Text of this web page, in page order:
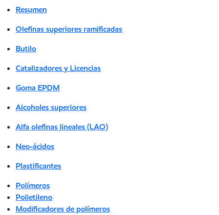
Resumen
Olefinas superiores ramificadas
Butilo
Catalizadores y Licencias
Goma EPDM
Alcoholes superiores
Alfa olefinas lineales (LAO)
Neo-ácidos
Plastificantes
Polímeros
Polietileno
Modificadores de polímeros